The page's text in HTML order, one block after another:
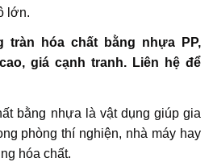
lớn.
tràn hóa chất bằng nhựa PP,
giá cạnh tranh. Liên hệ để
bằng nhựa là vật dụng giúp gia
phòng thí nghiện, nhà máy hay
hóa chất.